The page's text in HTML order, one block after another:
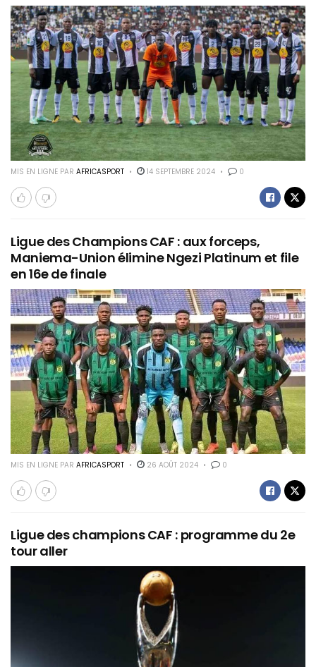
MIS EN LIGNE PAR AFRICASPORT 14 SEPTEMBRE 2024 0
Ligue des Champions CAF : aux forceps,
Maniema-Union élimine Ngezi Platinum et file
en 16e de finale
MIS EN LIGNE PAR AFRICASPORT 26 AOÛT 2024 0
Ligue des champions CAF : programme du 2e
tour aller